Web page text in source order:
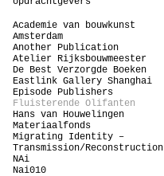
Academie van bouwkunst
Amsterdam
Another Publication
Atelier Rijksbouwmeester
De Best Verzorgde Boeken
Eastlink Gallery Shanghai
Episode Publishers
Fluisterende Olifanten
Hans van Houwelingen
Materiaalfonds
Migrating Identity –
Transmission/Reconstruction
NAi
Nai010